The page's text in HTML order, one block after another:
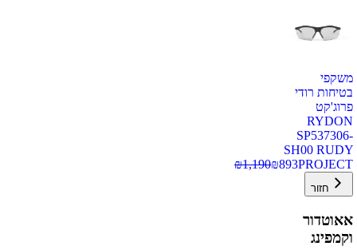
משקפי
בטיחות רודי
פרוג'קט
RYDON
SP537306-
SH00 RUDY
PROJECT
₪893
₪1,190
חזור
אאוטדור
וקמפינג